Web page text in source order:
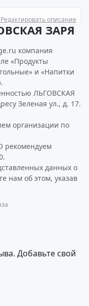
Редактировать описание
ЗАРЯ
компания
«Продукты
и «Напитки
ЛЬГОВСКАЯ
Зеленая ул., д. 17.
организации по
данных о
нам об этом, указав
Добавьте свой